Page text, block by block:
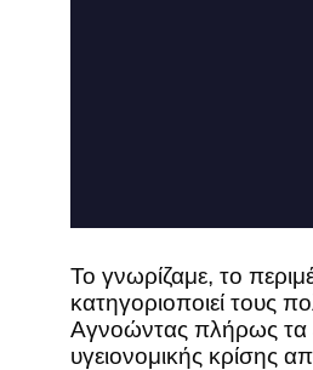
Το γνωρίζαμε, το
κατηγοριοποιεί τους
Αγνοώντας πλήρως τα
υγειονομικής κρίσης